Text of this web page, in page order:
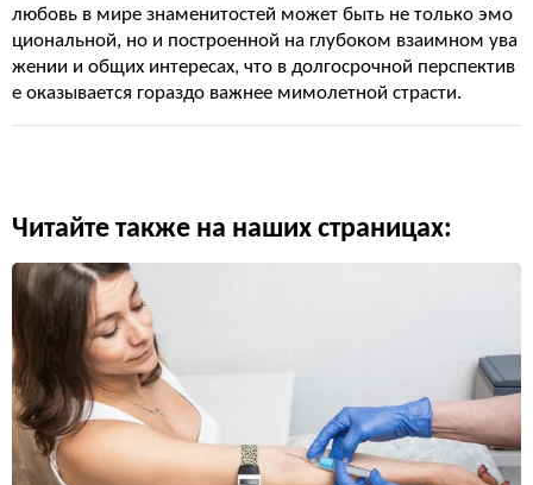
любовь в мире знаменитостей может быть не только эмо
циональной, но и построенной на глубоком взаимном ува
жении и общих интересах, что в долгосрочной перспектив
е оказывается гораздо важнее мимолетной страсти.
Читайте также на наших страницах: